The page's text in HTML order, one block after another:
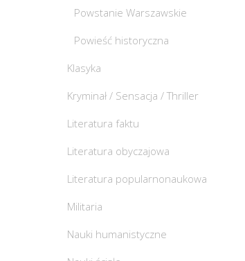
Powstanie Warszawskie
Powieść historyczna
Klasyka
Kryminał / Sensacja / Thriller
Literatura faktu
Literatura obyczajowa
Literatura popularnonaukowa
Militaria
Nauki humanistyczne